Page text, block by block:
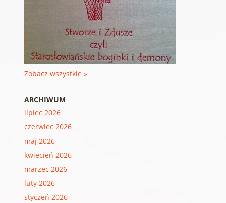
Zobacz wszystkie »
ARCHIWUM
lipiec 2026
czerwiec 2026
maj 2026
kwiecień 2026
marzec 2026
luty 2026
styczeń 2026